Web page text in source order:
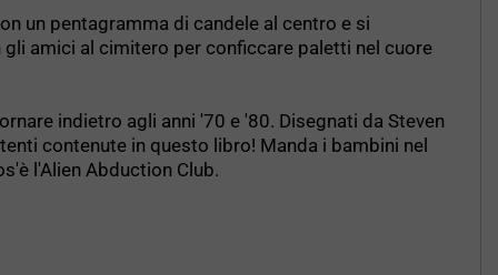
un pentagramma di candele al centro e si
amici al cimitero per conficcare paletti nel cuore
indietro agli anni '70 e '80. Disegnati da Steven
contenute in questo libro! Manda i bambini nel
l'Alien Abduction Club.